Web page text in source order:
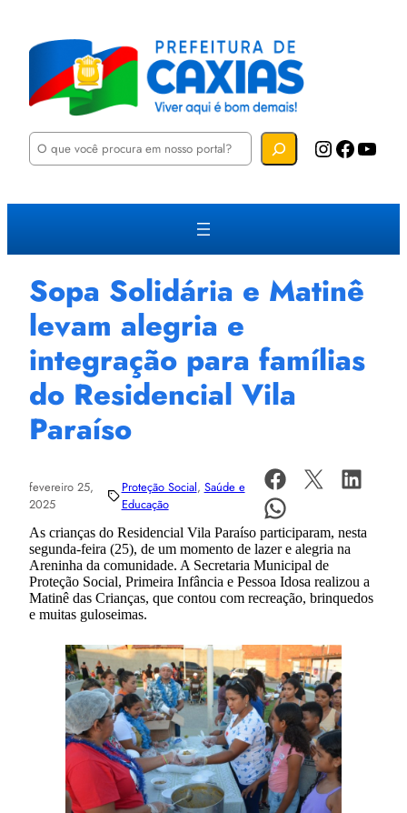
P
u
a
Instagram Facebook YouTube
Sopa Solidária e Matinê
levam alegria e
integração para famílias
do Residencial Vila
Paraíso
fevereiro 25,
2025
Proteção Social, Saúde e
Educação
As crianças do Residencial Vila Paraíso participaram, nesta
segunda-feira (25), de um momento de lazer e alegria na
Areninha da comunidade. A Secretaria Municipal de
Proteção Social, Primeira Infância e Pessoa Idosa realizou a
Matinê das Crianças, que contou com recreação, brinquedos
e muitas guloseimas.